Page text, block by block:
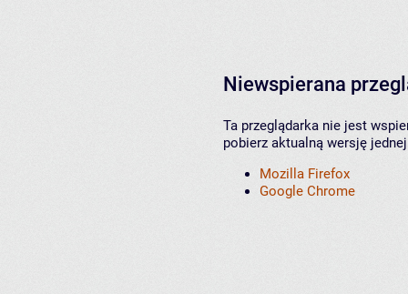
Niewspierana
Ta przeglądarka nie jest
pobierz aktualną wersję
Mozilla Firefox
Google Chrome